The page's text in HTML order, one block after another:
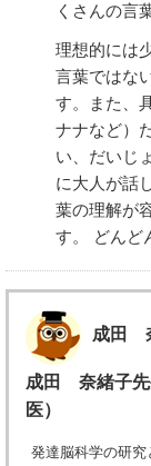
くさんの言
理想的には
言葉ではな
す。また、
ナナなど）
い、だいじ
に大人が話
葉の理解が
す。 どんど
成田
成田 奈緒子先
医）
発達脳科学の研究